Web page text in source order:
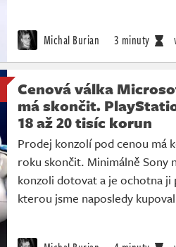
Michal Burian 3 minuty
Cenová válka
má skončit.
18 až 20 tisíc korun
Prodej konzolí pod cenou má
roku skončit. Minimálně Sony
konzoli dotovat a je ochotna ji
kterou jsme naposledy